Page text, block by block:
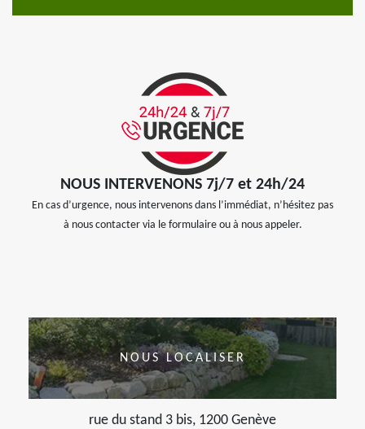
NOUS INTERVENONS 7j/7 et 24h/24
En cas d’urgence, nous intervenons dans l’immédiat, n’hésitez pas
à nous contacter via le formulaire ou à nous appeler.
NOUS LOCALISER
rue du stand 3 bis, 1200 Genève